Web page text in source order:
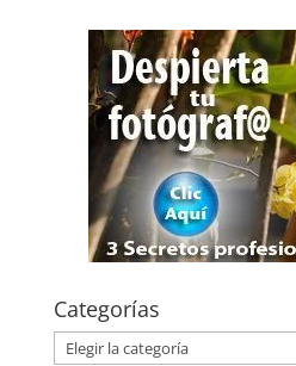
Categorías
Categorías